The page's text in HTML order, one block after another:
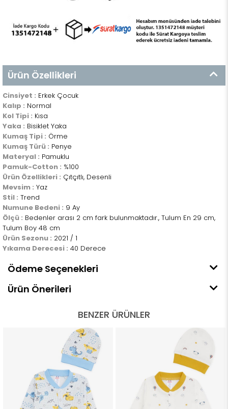
Ürün Özellikleri
Cinsiyet : Erkek Çocuk
Kalıp : Normal
Kol Tipi : Kısa
Yaka : Bisiklet Yaka
Kumaş Tipi : Örme
Kumaş Türü : Penye
Materyal : Pamuklu
Pamuk-Cotton : %100
Ürün Özellikleri : Çıtçıtlı, Desenli
Mevsim : Yaz
Stil : Trend
Numune Bedeni : 9 Ay
Ölçü : Bedenler arası 2 cm fark bulunmaktadır., Tulum En 29 cm,
Tulum Boy 48 cm
Ürün Sezonu : 2021 / 1
Yıkama Derecesi : 40 Derece
Ödeme Seçenekleri
Ürün Önerileri
BENZER ÜRÜNLER